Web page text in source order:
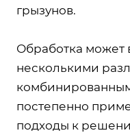
грызунов.
Обработка может
несколькими
постепенно
подходы к